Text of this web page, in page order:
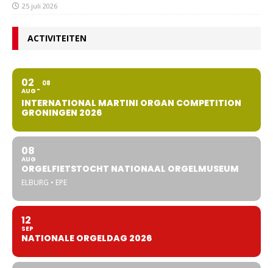
25 juli 2026
ACTIVITEITEN
02
AUG
08
INTERNATIONAL MARTINI ORGAN COMPETITION
GRONINGEN 2026
08
AUG
ORGELFIETSTOCHT NATIONAAL ORGELMUSEUM
ELBURG • EPE
12
SEP
NATIONALE ORGELDAG 2026